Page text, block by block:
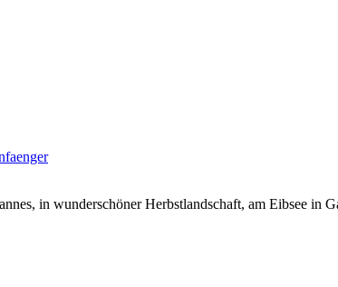
in wunderschöner Herbstlandschaft, am Eibsee in